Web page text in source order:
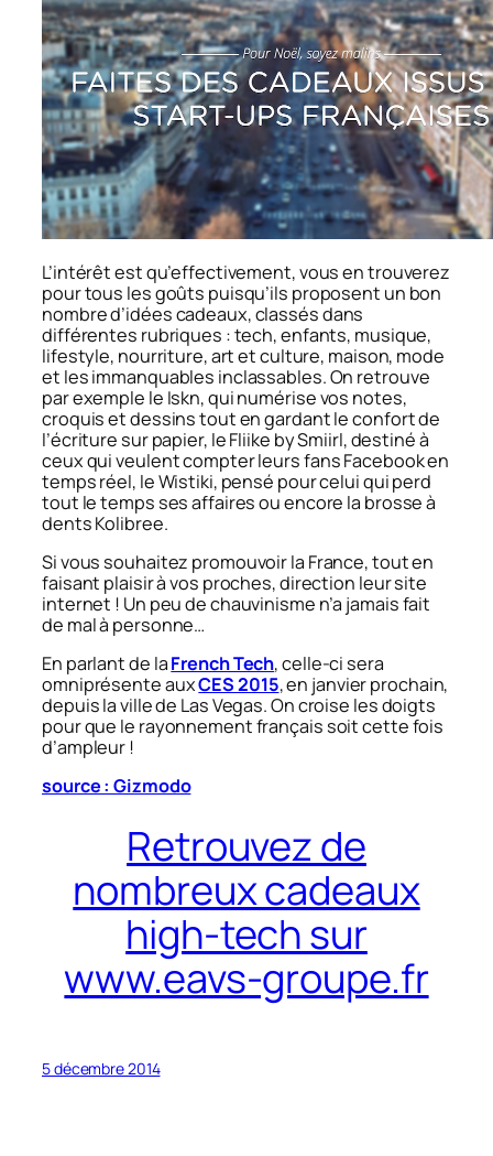
L’intérêt est qu’effectivement, vous en trouverez
pour tous les goûts puisqu’ils proposent un bon
nombre d’idées cadeaux, classés dans
différentes rubriques : tech, enfants, musique,
lifestyle, nourriture, art et culture, maison, mode
et les immanquables inclassables. On retrouve
par exemple le Iskn, qui numérise vos notes,
croquis et dessins tout en gardant le confort de
l’écriture sur papier, le Fliike by Smiirl, destiné à
ceux qui veulent compter leurs fans Facebook en
temps réel, le Wistiki, pensé pour celui qui perd
tout le temps ses affaires ou encore la brosse à
dents Kolibree.
Si vous souhaitez promouvoir la France, tout en
faisant plaisir à vos proches, direction leur site
internet ! Un peu de chauvinisme n’a jamais fait
de mal à personne…
En parlant de laFrench Tech, celle-ci sera
omniprésente auxCES 2015, en janvier prochain,
depuis la ville de Las Vegas. On croise les doigts
pour que le rayonnement français soit cette fois
d’ampleur !
source : Gizmodo
Retrouvez de
nombreux cadeaux
high-tech sur
www.eavs-groupe.fr
5 décembre 2014